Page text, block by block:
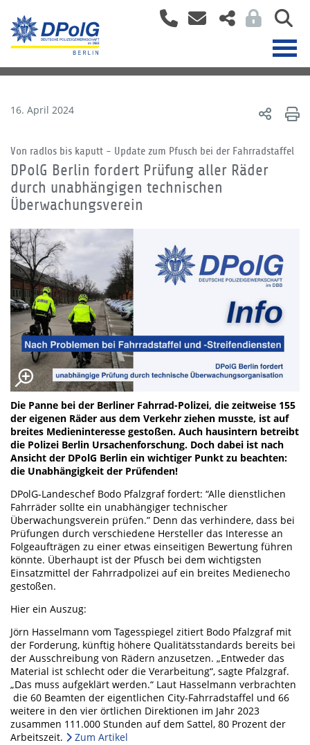
16. April 2024
Von radlos bis kaputt - Update zum Pfusch bei der Fahrradstaffel
DPolG Berlin fordert Prüfung aller Räder
durch unabhängigen technischen
Überwachungsverein
Die Panne bei der Berliner Fahrrad-Polizei, die zeitweise 155
der eigenen Räder aus dem Verkehr ziehen musste, ist auf
breites Medieninteresse gestoßen. Auch hausintern betreibt
die Polizei Berlin Ursachenforschung. Doch dabei ist nach
Ansicht der DPolG Berlin ein wichtiger Punkt zu beachten:
die Unabhängigkeit der Prüfenden!
DPolG-Landeschef Bodo Pfalzgraf fordert: “Alle dienstlichen
Fahrräder sollte ein unabhängiger technischer
Überwachungsverein prüfen.” Denn das verhindere, dass bei
Prüfungen durch verschiedene Hersteller das Interesse an
Folgeaufträgen zu einer etwas einseitigen Bewertung führen
könnte. Überhaupt ist der Pfusch bei dem wichtigsten
Einsatzmittel der Fahrradpolizei auf ein breites Medienecho
gestoßen.
Hier ein Auszug:
Jörn Hasselmann vom Tagesspiegel zitiert Bodo Pfalzgraf mit
der Forderung, künftig höhere Qualitätsstandards bereits bei
der Ausschreibung von Rädern anzusetzen. „Entweder das
Material ist schlecht oder die Verarbeitung“, sagte Pfalzgraf.
„Das muss aufgeklärt werden.“ Laut Hasselmann verbrachten
die 60 Beamten der eigentlichen City-Fahrradstaffel und 66
weitere in den vier örtlichen Direktionen im Jahr 2023
zusammen 111.000 Stunden auf dem Sattel, 80 Prozent der
Arbeitszeit.
Zum Artikel